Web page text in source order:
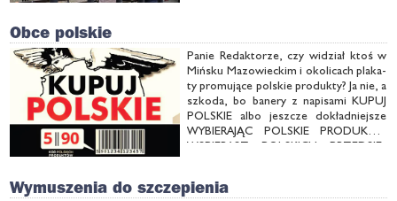
Obce polskie
Pa­nie Re­dak­to­rze, czy wi­dział ktoś w
Miń­sku Ma­zo­wiec­kim i oko­li­cach pla­ka­
ty pro­mu­ją­ce pol­skie pro­duk­ty? Ja nie, a
szko­da, bo ba­ne­ry z na­pi­sa­mi KU­PUJ
POL­SKIE al­bo jesz­cze do­kład­niej­sze
WY­BIE­RA­JĄC POL­SKIE PRO­DUK­TY,
WSPIE­RASZ POL­SKICH PRZED­SIĘ­
dym ob­cym …
Wymuszenia do szczepienia